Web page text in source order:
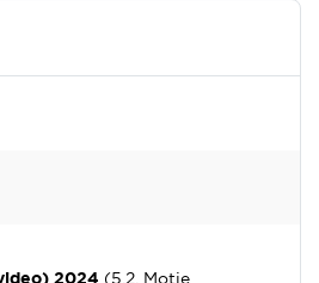
2024 (5.2. Motie